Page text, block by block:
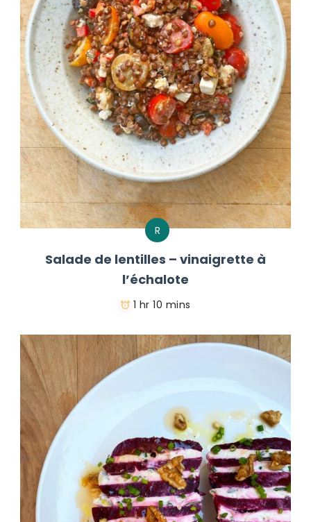
R
Salade de lentilles – vinaigrette à
l’échalote
1 hr 10 mins